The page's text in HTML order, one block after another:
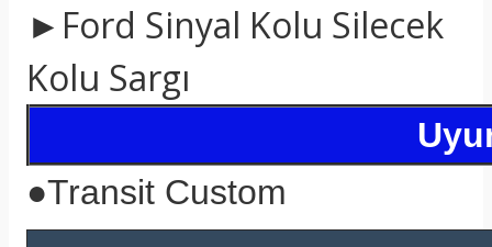
►Ford Sinyal Kolu Silecek
Kolu Sargı
●Transit Custom